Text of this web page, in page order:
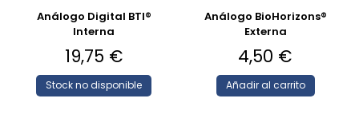
Análogo Digital BTI®
Interna
19,75 €
Stock no disponible
Análogo BioHorizons®
Externa
4,50 €
Añadir al carrito